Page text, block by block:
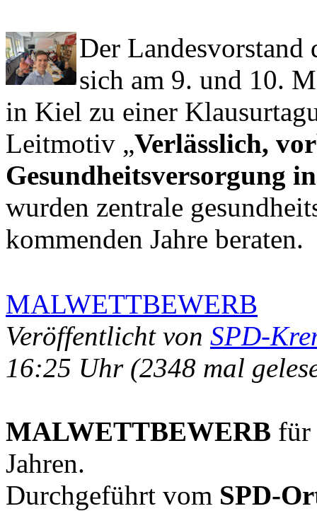
Der
sich am 9. und 10.
in Kiel zu einer
Leitmotiv „Verlässlich,
Gesundheitsversorgung
wurden zentrale
kommenden Jahre beraten.
MALWETTBEWERB
Veröffentlicht von SPD-
16:25 Uhr (2348 mal
MALWETTBEWERB für
Jahren.
Durchgeführt vom SPD-